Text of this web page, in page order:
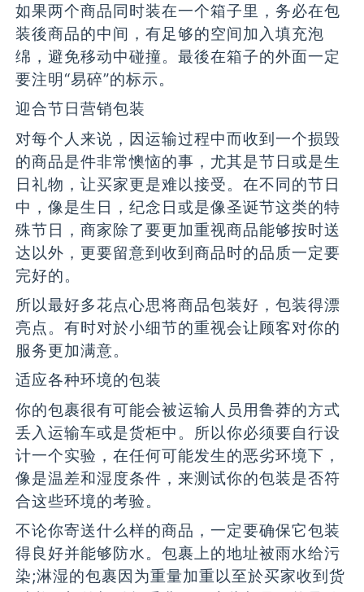
如果两个商品同时装在一个箱子里，务必在包
装後商品的中间，有足够的空间加入填充泡
绵，避免移动中碰撞。最後在箱子的外面一定
要注明“易碎”的标示。
迎合节日营销包装
对每个人来说，因运输过程中而收到一个损毁
的商品是件非常懊恼的事，尤其是节日或是生
日礼物，让买家更是难以接受。在不同的节日
中，像是生日，纪念日或是像圣诞节这类的特
殊节日，商家除了要更加重视商品能够按时送
达以外，更要留意到收到商品时的品质一定要
完好的。
所以最好多花点心思将商品包装好，包装得漂
亮点。有时对於小细节的重视会让顾客对你的
服务更加满意。
适应各种环境的包装
你的包裹很有可能会被运输人员用鲁莽的方式
丢入运输车或是货柜中。所以你必须要自行设
计一个实验，在任何可能发生的恶劣环境下，
像是温差和湿度条件，来测试你的包装是否符
合这些环境的考验。
不论你寄送什么样的商品，一定要确保它包装
得良好并能够防水。包裹上的地址被雨水给污
染;淋湿的包裹因为重量加重以至於买家收到货